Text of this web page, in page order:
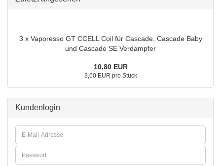
3 x Vaporesso GT CCELL Coil für Cascade, Cascade Baby
und Cascade SE Verdampfer
10,80 EUR
3,60 EUR pro Stück
Kundenlogin